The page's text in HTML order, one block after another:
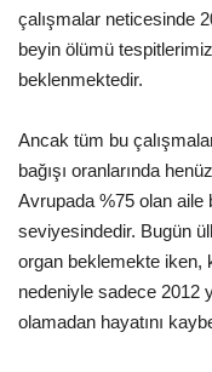
çalışmalar neticesinde
beyin ölümü
beklenmektedir.
Ancak tüm bu
bağışı oranlarında
Avrupada %75 olan
seviyesindedir. Bugün
organ beklemekte iken,
nedeniyle sadece 2012
olamadan hayatını